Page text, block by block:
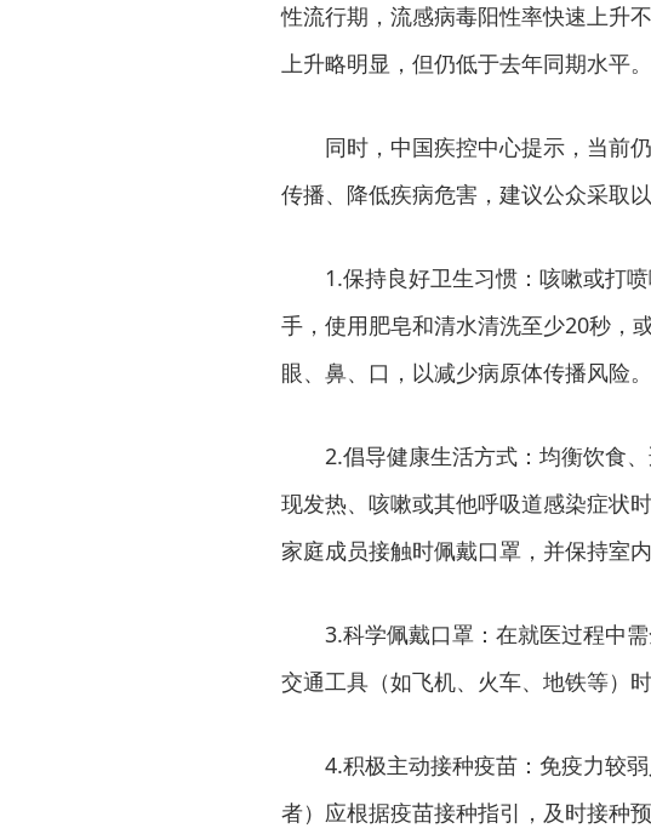
性流行期，流感病毒阳性率快速上升
上升略明显，但仍低于去年同期水平。
同时，中国疾控中心提示，当前
传播、降低疾病危害，建议公众采取
1.保持良好卫生习惯：咳嗽或打
手，使用肥皂和清水清洗至少20秒，
眼、鼻、口，以减少病原体传播风险。
2.倡导健康生活方式：均衡饮食
现发热、咳嗽或其他呼吸道感染症状
家庭成员接触时佩戴口罩，并保持室内
3.科学佩戴口罩：在就医过程中
交通工具（如飞机、火车、地铁等）
4.积极主动接种疫苗：免疫力较
者）应根据疫苗接种指引，及时接种